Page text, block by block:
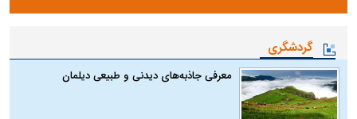
گردشگری
معرفی جاذبه‌های دیدنی و طبیعی دیلمان